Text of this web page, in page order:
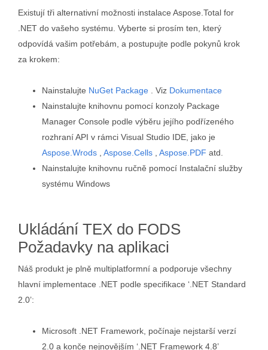
Existují tři alternativní možnosti instalace Aspose.Total for
.NET do vašeho systému. Vyberte si prosím ten, který
odpovídá vašim potřebám, a postupujte podle pokynů krok
za krokem:
Nainstalujte NuGet Package . Viz Dokumentace
Nainstalujte knihovnu pomocí konzoly Package
Manager Console podle výběru jejího podřízeného
rozhraní API v rámci Visual Studio IDE, jako je
Aspose.Wrods
Aspose.Cells Aspose.PDF atd.
Nainstalujte knihovnu ručně pomocí Instalační služby
systému Windows
Ukládání TEX do FODS
Požadavky na aplikaci
Náš produkt je plně multiplatformní a podporuje všechny
hlavní implementace .NET podle specifikace ‘.NET Standard
2.0’:
Microsoft .NET Framework, počínaje nejstarší verzí
2.0 a konče nejnovějším ‘.NET Framework 4.8’